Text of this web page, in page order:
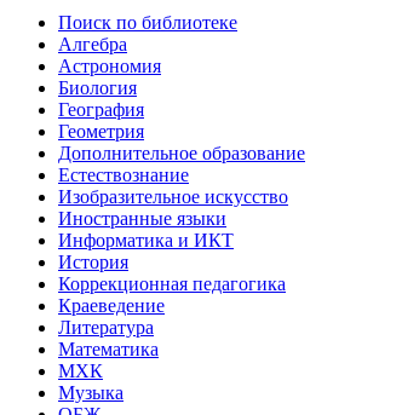
Поиск по библиотеке
Алгебра
Астрономия
Биология
География
Геометрия
Дополнительное образование
Естествознание
Изобразительное искусство
Иностранные языки
Информатика и ИКТ
История
Коррекционная педагогика
Краеведение
Литература
Математика
МХК
Музыка